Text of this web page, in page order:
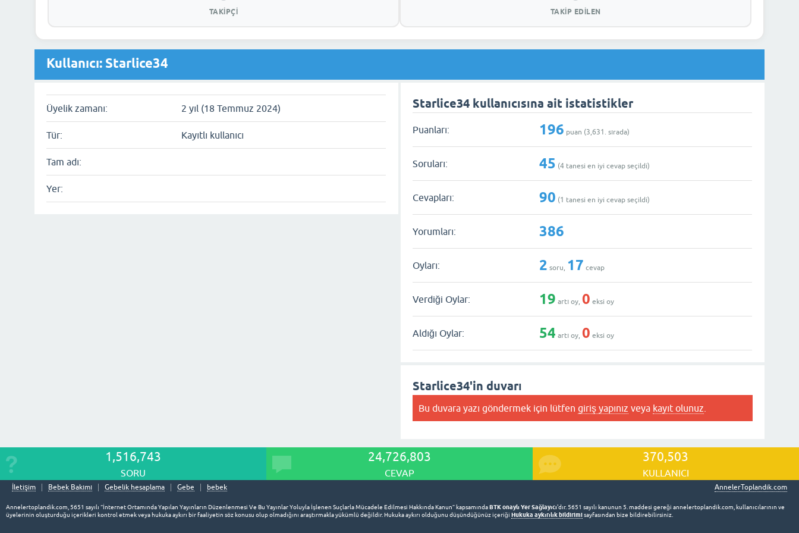
TAKIPÇI TAKIP EDILEN
Kullanıcı: Starlice34
Üyelik zamanı: 2 yıl (18 Temmuz 2024)
Tür: Kayıtlı kullanıcı
Tam adı:
Yer:
Starlice34 kullanıcısına ait istatistikler
Puanları: 196 puan (3,631 . sırada)
Soruları: 45 (4 tanesi en iyi cevap seçildi)
Cevapları: 90 (1 tanesi en iyi cevap seçildi)
Yorumları: 386
Oyları: 2 soru, 17 cevap
Verdiği Oylar: 19 artı oy,0 eksi oy
Aldığı Oylar: 54 artı oy,0 eksi oy
Starlice34'in duvarı
Bu duvara yazı göndermek için lütfengiriş yapınız veya kayıt olunuz
1,516,743
SORU
24,726,803
CEVAP
370,503
KULLANICI
İletişim Bebek Bakımı Gebelik hesaplama Gebe bebek AnnelerToplandik.com
Annelertoplandik.com, 5651 sayılı “İnternet Ortamında Yapılan Yayınların Düzenlenmesi Ve Bu Yayınlar Yoluyla İşlenen Suçlarla Mücadele Edilmesi Hakkında Kanun” kapsamındaBTK onaylı Yer Sağlayıcı'dır. 5651 sayılı kanunun 5. maddesi gereği annelertoplandik.com, kullanıcılarının ve
üyelerinin oluşturduğu içerikleri kontrol etmek veya hukuka aykırı bir faaliyetin söz konusu olup olmadığını araştırmakla yükümlü değildir. Hukuka aykırı olduğunu düşündüğünüz içeriği Hukuka aykırılık bildirimisayfasından bize bildirebilirsiniz.